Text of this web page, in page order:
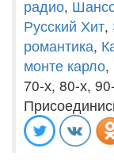
радио,
Русский Хит,
романтика,
монте карло,
70-х, 80-х,